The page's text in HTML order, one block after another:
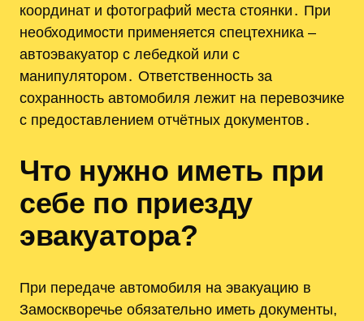
координат и фотографий места стоянки․ При
необходимости применяется спецтехника ‒
автоэвакуатор с лебедкой или с
манипулятором․ Ответственность за
сохранность автомобиля лежит на перевозчике
с предоставлением отчётных документов․
Что нужно иметь при
себе по приезду
эвакуатора?
При передаче автомобиля на эвакуацию в
Замоскворечье обязательно иметь документы,